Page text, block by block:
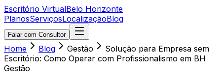
Escritório VirtualBelo Horizonte
PlanosServiçosLocalizaçãoBlog
Falar com Consultor
Home Blog Gestão
Solução para Empresa sem
Escritório: Como Operar com Profissionalismo em BH
Gestão